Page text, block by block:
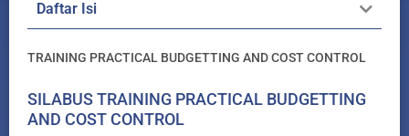
Daftar Isi
TRAINING PRACTICAL BUDGETTING AND COST CONTROL
SILABUS TRAINING PRACTICAL BUDGETTING
AND COST CONTROL